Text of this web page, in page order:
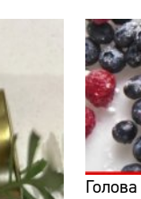
Телефон: